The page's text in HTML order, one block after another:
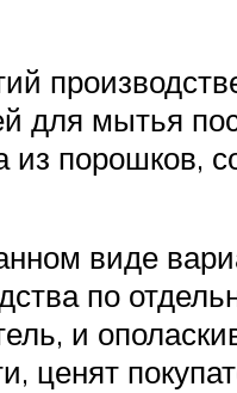
для мытья
из порошков,
виде
по
и
ценят